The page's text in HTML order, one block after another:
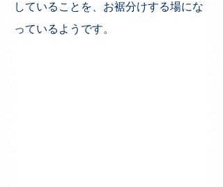
していることを、お裾分けする場にな
っているようです。